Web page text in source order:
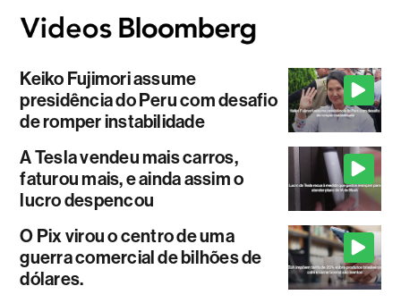
Keiko Fujimori assume
presidência do Peru com desafio
de romper instabilidade
A Tesla vendeu mais carros,
faturou mais, e ainda assim o
lucro despencou
O Pix virou o centro de uma
guerra comercial de bilhões de
dólares.